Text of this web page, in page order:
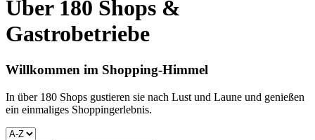
Über 180 Shops &
Gastrobetriebe
Willkommen im Shopping-Himmel
In über 180 Shops gustieren sie nach Lust und Laune und genießen
ein einmaliges Shoppingerlebnis.